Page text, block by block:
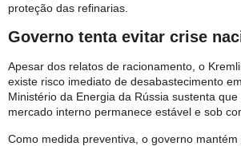
proteção das refinarias.
Governo tenta evitar crise
Apesar dos relatos de racionamento, o
existe risco imediato de desabastecimento
Ministério da Energia da Rússia sustenta
mercado interno permanece estável e sob
Como medida preventiva, o governo